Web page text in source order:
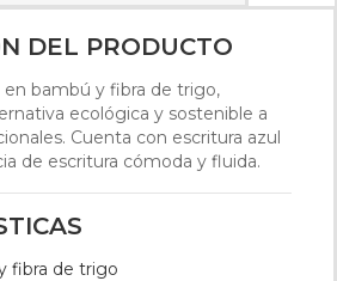
DEL PRODUCTO
en bambú y fibra de trigo,
ecológica y sostenible a
Cuenta con escritura azul
de escritura cómoda y fluida.
fibra de trigo